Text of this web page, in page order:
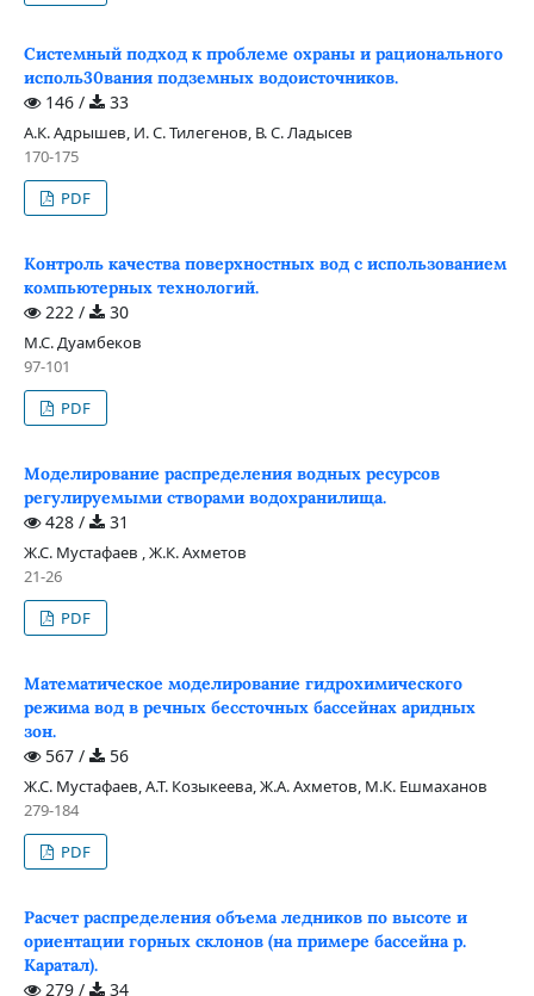
Системный подход к проблеме охраны и рационального
испoль30вания подземных водоисточников.
146 / 33
А.К. Адрышев, И. С. Тилегенов, В. С. Ладысев
170-175
PDF
Контроль качества поверхностных вод с использованием
компьютерных технологий.
222 / 30
М.С. Дуамбеков
97-101
PDF
Моделирование распределения водных ресурсов
регулируемыми створами водохранилища.
428 / 31
Ж.С. Мустафаев , Ж.К. Ахметов
21-26
PDF
Математическое моделирование гидрохимического
режима вод в речных бессточных бассейнах аридных
зон.
567 / 56
Ж.С. Мустафаев, А.Т. Козыкеева, Ж.А. Ахметов, М.К. Ешмаханов
279-184
PDF
Расчет распределения объема ледников по высоте и
ориентации горных склонов (на примере бассейна р.
Каратал).
279 / 34